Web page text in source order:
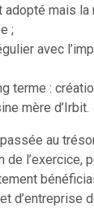
mais la
;
avec
terme :
mère d’Irbit.
au
de l’exercice,
d’entreprise